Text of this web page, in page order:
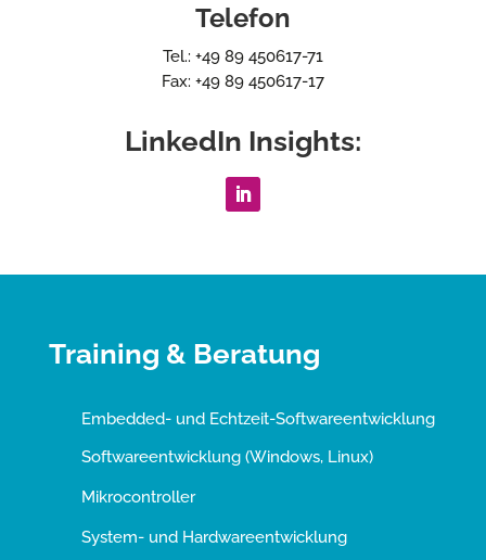
Telefon
Tel.: +49 89 450617-71
Fax: +49 89 450617-17
LinkedIn Insights:
Training & Beratung
Embedded- und Echtzeit-Softwareentwicklung
Softwareentwicklung (Windows, Linux)
Mikrocontroller
System- und Hardwareentwicklung